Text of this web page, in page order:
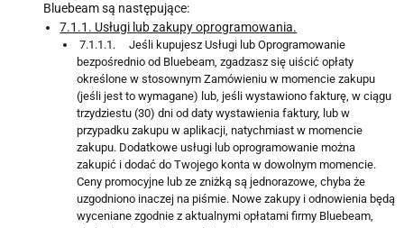
Bluebeam są następujące:
7.1.1. Usługi lub zakupy oprogramowania.
7.1.1.1. Jeśli kupujesz Usługi lub Oprogramowanie
bezpośrednio od Bluebeam, zgadzasz się uiścić opłaty
określone w stosownym Zamówieniu w momencie zakupu
(jeśli jest to wymagane) lub, jeśli wystawiono fakturę, w ciągu
trzydziestu (30) dni od daty wystawienia faktury, lub w
przypadku zakupu w aplikacji, natychmiast w momencie
zakupu. Dodatkowe usługi lub oprogramowanie można
zakupić i dodać do Twojego konta w dowolnym momencie.
Ceny promocyjne lub ze zniżką są jednorazowe, chyba że
uzgodniono inaczej na piśmie. Nowe zakupy i odnowienia będą
wyceniane zgodnie z aktualnymi opłatami firmy Bluebeam,